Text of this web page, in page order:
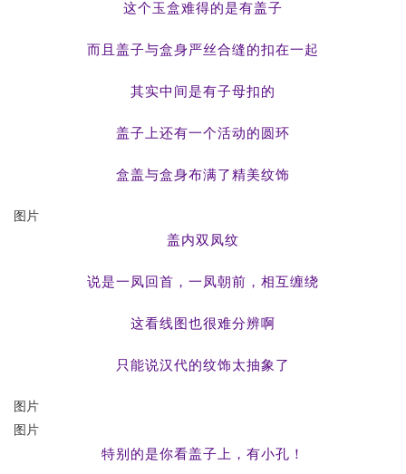
这个玉盒难得的是有盖子
而且盖子与盒身严丝合缝的扣在一起
其实中间是有子母扣的
盖子上还有一个活动的圆环
盒盖与盒身布满了精美纹饰
图片
盖内双凤纹
说是一凤回首，一凤朝前，相互缠绕
这看线图也很难分辨啊
只能说汉代的纹饰太抽象了
图片
图片
特别的是你看盖子上，有小孔！